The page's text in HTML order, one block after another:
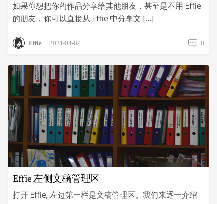
如果你想把你的作品分享给其他朋友，甚至是不用 Effie
的朋友，你可以直接从 Effie 中分享文 […]
Effie 2021-04-02 0
Effie 左侧文稿管理区
打开 Effie, 左边第一栏是文稿管理区。我们来逐一介绍